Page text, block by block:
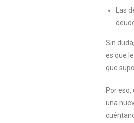
Las
Sin
es que
que
Por eso,
una